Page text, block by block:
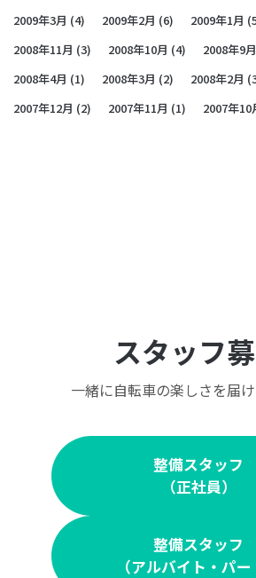
2009年3月 (4) 2009年2月 (6) 2009年1月
2008年11月 (3) 2008年10月 (4) 2008年9月
2008年4月 (1) 2008年3月 (2) 2008年2月
2007年12月 (2) 2007年11月 (1) 2007年10
スタッフ
一緒に自転車の楽しさを届
整備スタッフ
（正社員）
整備スタッフ
（アルバイト・パー